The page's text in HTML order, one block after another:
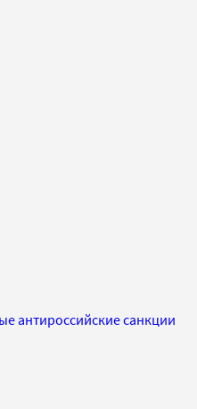
антироссийские санкции